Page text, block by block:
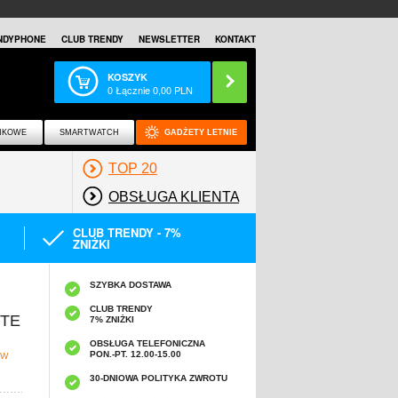
CLUB TRENDY NEWSLETTER KONTAKT
KOSZYK
0Łącznie0,00 PLN
SMARTWATCH GADŻETY LETNIE
TOP 20
OBSŁUGA KLIENTA
CLUB TRENDY - 7%
ZNIŻKI
SZYBKA DOSTAWA
CLUB TRENDY
7% ZNIŻKI
OBSŁUGA TELEFONICZNA
PON.-PT. 12.00-15.00
30-DNIOWA POLITYKA ZWROTU